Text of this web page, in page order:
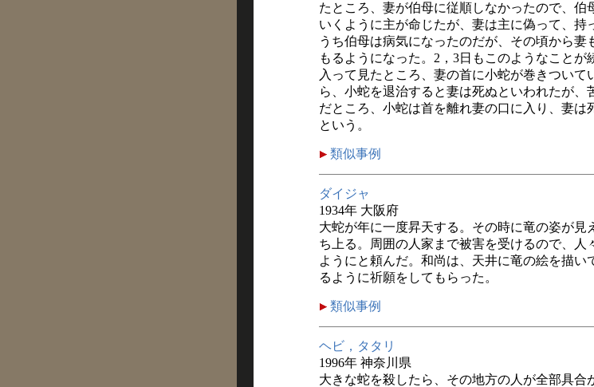
たところ、妻が伯母に従順しなかったので、伯
いくように主が命じたが、妻は主に偽って、持
うち伯母は病気になったのだが、その頃から妻
もるようになった。2，3日もこのようなことが
入って見たところ、妻の首に小蛇が巻きついて
ら、小蛇を退治すると妻は死ぬといわれたが、
だところ、小蛇は首を離れ妻の口に入り、妻は
という。
類似事例
ダイジャ
1934年 大阪府
大蛇が年に一度昇天する。その時に竜の姿が見
ち上る。周囲の人家まで被害を受けるので、人
ようにと頼んだ。和尚は、天井に竜の絵を描い
るように祈願をしてもらった。
類似事例
ヘビ，タタリ
1996年 神奈川県
大きな蛇を殺したら、その地方の人が全部具合